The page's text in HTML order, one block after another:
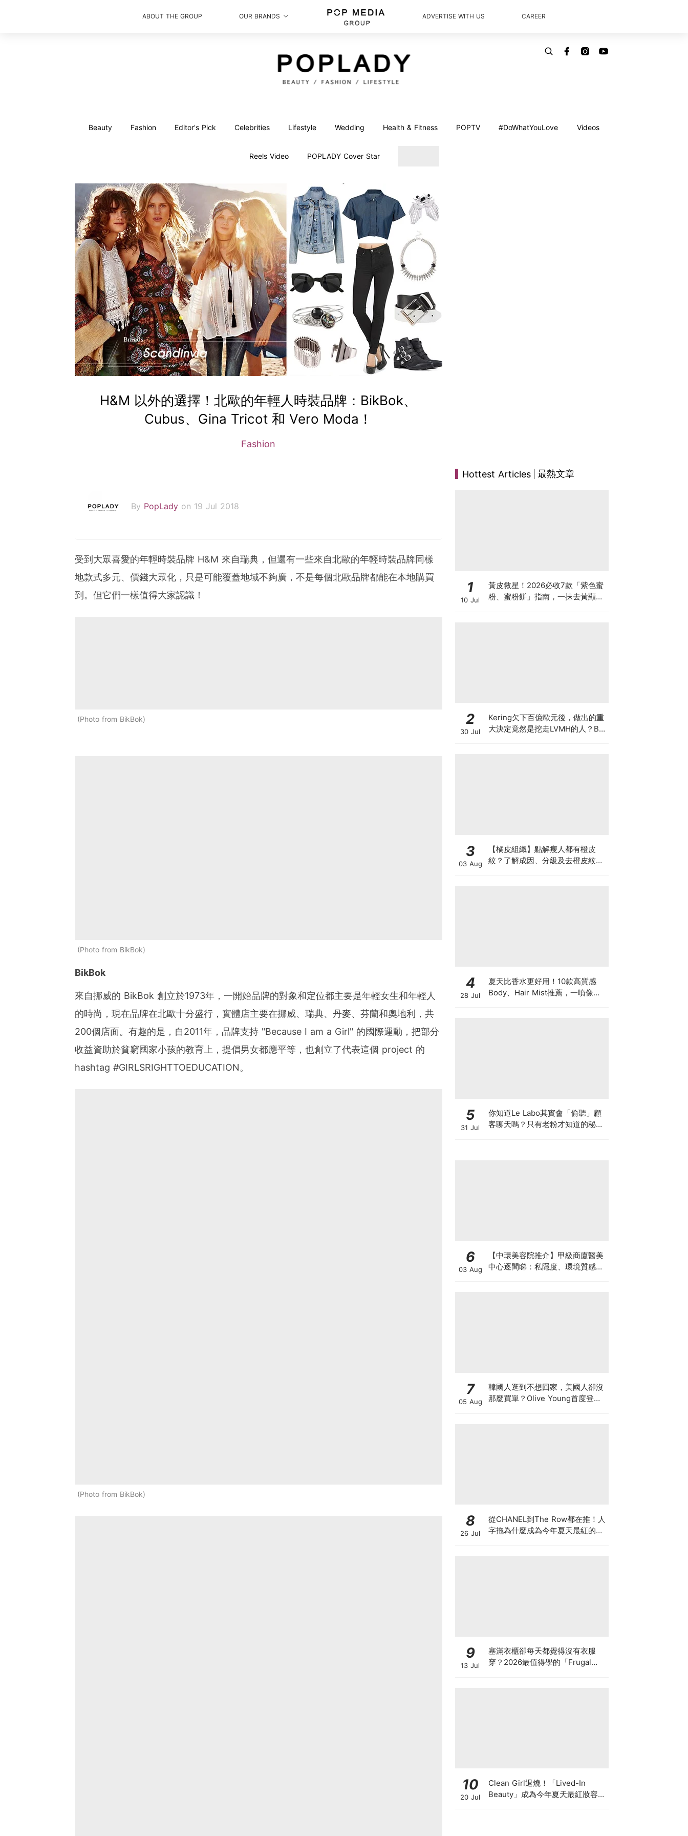
ABOUT THE GROUP OUR BRANDS ADVERTISE WITH US CAREER
Beauty Fashion Editor's Pick Celebrities Lifestyle Wedding Health & Fitness POPTV #DoWhatYouLove Videos
Reels Video POPLADY Cover Star
H&M 以外的選擇！北歐的年輕人時裝品牌：BikBok、
Cubus、Gina Tricot 和 Vero Moda！
Fashion
By PopLady on 19 Jul 2018
受到大眾喜愛的年輕時裝品牌 H&M 來自瑞典，但還有一些來自北歐的年輕時裝品牌同樣
地款式多元、價錢大眾化，只是可能覆蓋地域不夠廣，不是每個北歐品牌都能在本地購買
到。但它們一樣值得大家認識！
Photo from BikBok
Photo from BikBok
BikBok
來自挪威的 BikBok 創立於1973年，一開始品牌的對象和定位都主要是年輕女生和年輕人
的時尚，現在品牌在北歐十分盛行，實體店主要在挪威、瑞典、丹麥、芬蘭和奧地利，共
200個店面。有趣的是，自2011年，品牌支持 "Because I am a Girl" 的國際運動，把部分
收益資助於貧窮國家小孩的教育上，提倡男女都應平等，也創立了代表這個 project 的
hashtag #GIRLSRIGHTTOEDUCATION。
Photo from BikBok
Hottest Articles 最熱文章
1
10 Jul
黃皮救星！2026必收7款「紫色蜜
粉、蜜粉餅」指南，一抹去黃顯
2
30 Jul
Kering欠下百億歐元後，做出的重
大決定竟然是挖走LVMH的人？BV
3
03 Aug
【橘皮組織】點解瘦人都有橙皮
紋？了解成因、分級及去橙皮紋改
4
28 Jul
夏天比香水更好用！10款高質感
Body、Hair Mist推薦，一噴像剛
5
31 Jul
你知道Le Labo其實會「偷聽」顧
客聊天嗎？只有老粉才知道的秘密
6
03 Aug
【中環美容院推介】甲級商廈醫美
中心逐間睇：私隱度、環境質感、
7
05 Aug
韓國人逛到不想回家，美國人卻沒
那麼買單？Olive Young首度登陸
8
26 Jul
從CHANEL到The Row都在推！人
字拖為什麼成為今年夏天最紅的
9
13 Jul
塞滿衣櫃卻每天都覺得沒有衣服
穿？2026最值得學的「Frugal
10
20 Jul
Clean Girl退燒！「Lived-In
Beauty」成為今年夏天最紅妝容，